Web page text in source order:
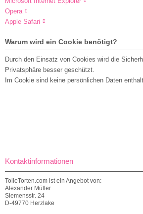
Opera
Apple Safari
Warum wird ein Cookie benötigt?
Durch den Einsatz von Cookies wird die
Privatsphäre besser geschützt.
Im Cookie sind keine persönlichen Daten
Kontaktinformationen
TolleTorten.com ist ein Angebot von:
Alexander Müller
Siemensstr. 24
D-49770 Herzlake